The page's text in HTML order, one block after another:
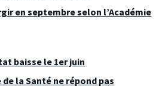
en septembre selon l’Académie
baisse le 1er juin
la Santé ne répond pas